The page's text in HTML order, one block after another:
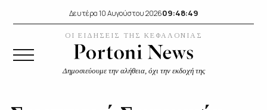
Δευτέρα 10 Αυγούστου 202609:48:50
ΟΙ ΕΙΔΗΣΕΙΣ ΤΗΣ ΚΕΦΑΛΟΝΙΑΣ
Δημοσιεύουμε την αλήθεια, όχι την εκδοχή της